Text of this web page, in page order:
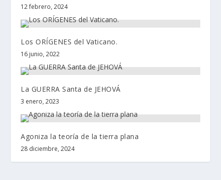
12 febrero, 2024
Los ORÍGENES del Vaticano.
16 junio, 2022
La GUERRA Santa de JEHOVÁ
3 enero, 2023
Agoniza la teoría de la tierra plana
28 diciembre, 2024